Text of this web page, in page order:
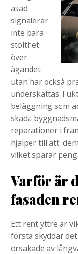
asad
signalerar
inte bara
stolthet
över
ägandet
utan har också
underskattas.
beläggning som
skada
reparationer i
hjälper till att
vilket sparar
Varför är
fasaden
Ett rent yttre är
första skyddar
orsakade av